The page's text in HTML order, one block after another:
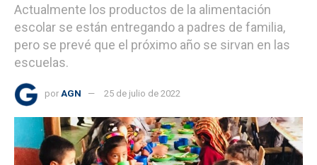
Actualmente los productos de la alimentación
escolar se están entregando a padres de familia,
pero se prevé que el próximo año se sirvan en las
escuelas.
por AGN 25 de julio de 2022